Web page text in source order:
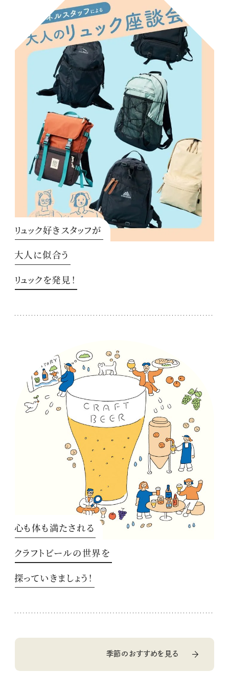
リュック好きスタッフが
大人に似合う
リュックを発見！
心も体も満たされる
クラフトビールの世界を
探っていきましょう！
季節のおすすめを見る